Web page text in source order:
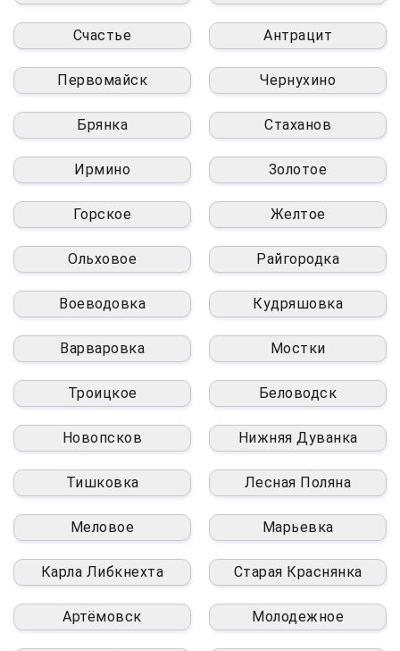
Счастье Антрацит
Первомайск Чернухино
Брянка Стаханов
Ирмино Золотое
Горское Желтое
Ольховое Райгородка
Воеводовка Кудряшовка
Варваровка Мостки
Троицкое Беловодск
Новопсков Нижняя Дуванка
Тишковка Лесная Поляна
Меловое Марьевка
Карла Либкнехта Старая Краснянка
Артёмовск Молодежное